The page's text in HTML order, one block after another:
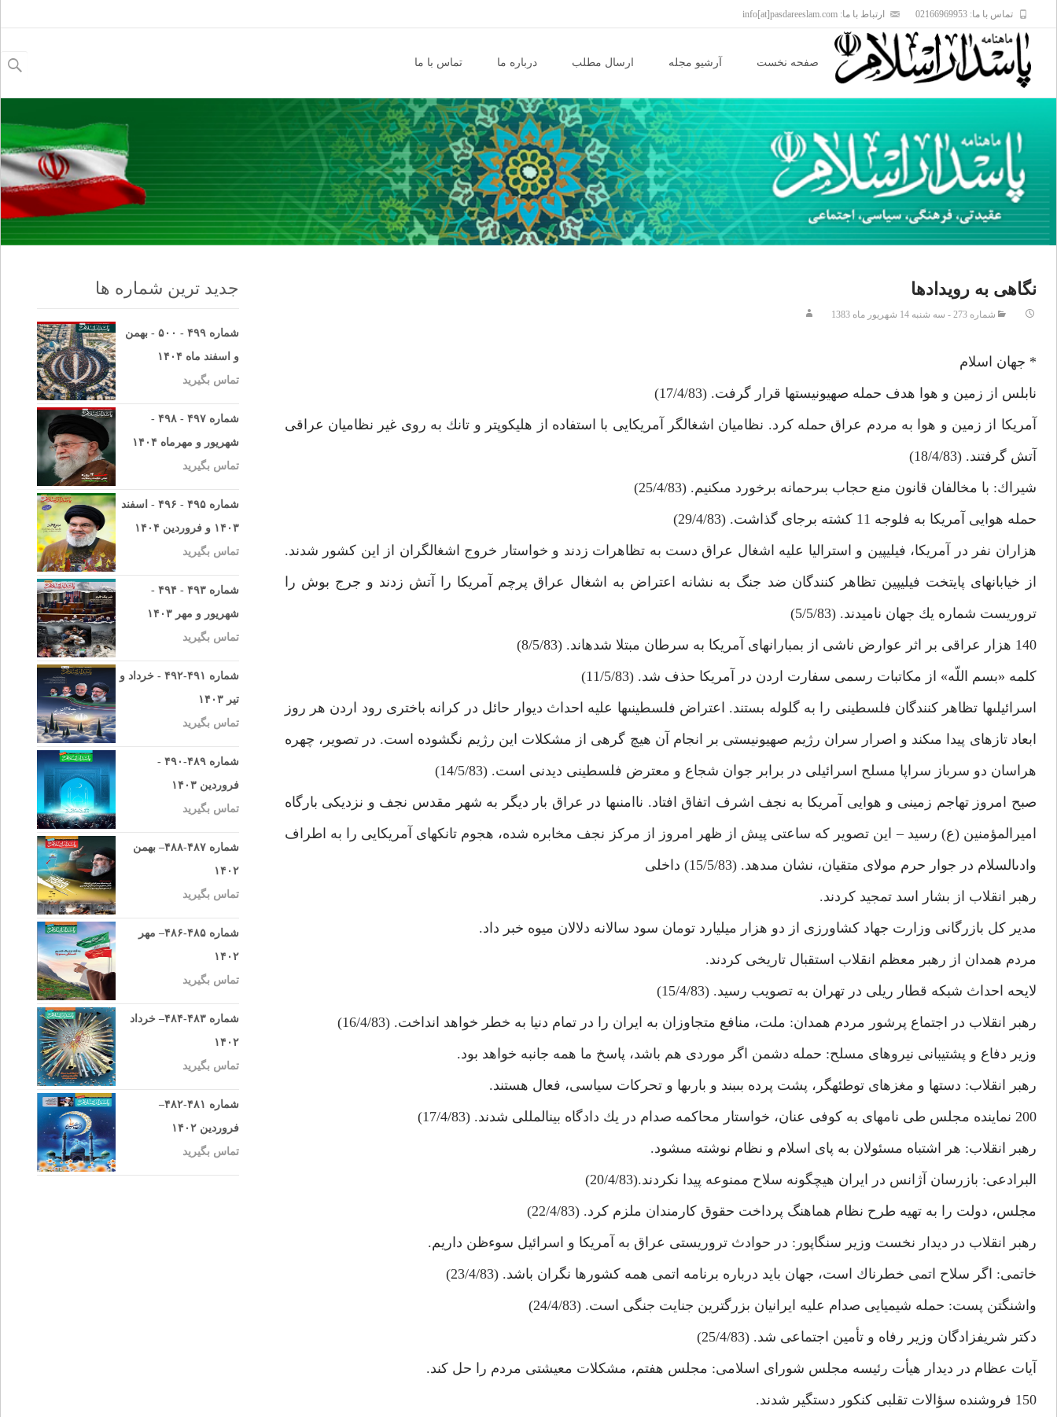
تماس با ما: 02166969953 ارتباط با ما: info[at]pasdareeslam.com
content
صفحه نخست آرشیو مجله ارسال مطلب درباره ما تماس با ما
برای:
نگاهى به رويدادها
شماره 273 - سه شنبه 14 شهریور ماه 1383
* جهان اسلام‏
نابلس از زمين و هوا هدف حمله صهيونيست‏ها قرار گرفت. (17/4/83)
آمريكا از زمين و هوا به مردم عراق حمله كرد. نظاميان اشغالگر آمريكايى با استفاده از هليكوپتر و تانك به روى غير نظاميان عراقى
آتش گرفتند. (18/4/83)
شيراك: با مخالفان قانون منع حجاب بى‏رحمانه برخورد مى‏كنيم. (25/4/83)
حمله هوايى آمريكا به فلوجه 11 كشته برجاى گذاشت. (29/4/83)
هزاران نفر در آمريكا، فيليپين و استراليا عليه اشغال عراق دست به تظاهرات زدند و خواستار خروج اشغالگران از اين كشور شدند.
از خيابان‏هاى پايتخت فيليپين تظاهر كنندگان ضد جنگ به نشانه اعتراض به اشغال عراق پرچم آمريكا را آتش زدند و جرج بوش را
تروريست شماره يك جهان ناميدند. (5/5/83)
140 هزار عراقى بر اثر عوارض ناشى از بمباران‏هاى آمريكا به سرطان مبتلا شده‏اند. (8/5/83)
كلمه «بسم اللّه» از مكاتبات رسمى سفارت اردن در آمريكا حذف شد. (11/5/83)
اسرائيلى‏ها تظاهر كنندگان فلسطينى را به گلوله بستند. اعتراض فلسطينى‏ها عليه احداث ديوار حائل در كرانه باخترى رود اردن هر روز
ابعاد تازه‏اى پيدا مى‏كند و اصرار سران رژيم صهيونيستى بر انجام آن هيچ گرهى از مشكلات اين رژيم نگشوده است. در تصوير، چهره
هراسان دو سرباز سراپا مسلح اسرائيلى در برابر جوان شجاع و معترض فلسطينى ديدنى است. (14/5/83)
صبح امروز تهاجم زمينى و هوايى آمريكا به نجف اشرف اتفاق افتاد. ناامنى‏ها در عراق بار ديگر به شهر مقدس نجف و نزديكى بارگاه
اميرالمؤمنين (ع) رسيد – اين تصوير كه ساعتى پيش از ظهر امروز از مركز نجف مخابره شده، هجوم تانك‏هاى آمريكايى را به اطراف
وادى‏السلام در جوار حرم مولاى متقيان، نشان مى‏دهد. (15/5/83) داخلى‏
رهبر انقلاب از بشار اسد تمجيد كردند.
مدير كل بازرگانى وزارت جهاد كشاورزى از دو هزار ميليارد تومان سود سالانه دلالان ميوه خبر داد.
مردم همدان از رهبر معظم انقلاب استقبال تاريخى كردند.
لايحه احداث شبكه قطار ريلى در تهران به تصويب رسيد. (15/4/83)
رهبر انقلاب در اجتماع پرشور مردم همدان: ملت، منافع متجاوزان به ايران را در تمام دنيا به خطر خواهد انداخت. (16/4/83)
وزير دفاع و پشتيبانى نيروهاى مسلح: حمله دشمن اگر موردى هم باشد، پاسخ ما همه جانبه خواهد بود.
رهبر انقلاب: دست‏ها و مغزهاى توطئه‏گر، پشت پرده بى‏بند و بارى‏ها و تحركات سياسى، فعال هستند.
200 نماينده مجلس طى نامه‏اى به كوفى عنان، خواستار محاكمه صدام در يك دادگاه بين‏المللى شدند. (17/4/83)
رهبر انقلاب: هر اشتباه مسئولان به پاى اسلام و نظام نوشته مى‏شود.
البرادعى: بازرسان آژانس در ايران هيچگونه سلاح ممنوعه پيدا نكردند.(20/4/83)
مجلس، دولت را به تهيه طرح نظام هماهنگ پرداخت حقوق كارمندان ملزم كرد. (22/4/83)
رهبر انقلاب در ديدار نخست وزير سنگاپور: در حوادث تروريستى عراق به آمريكا و اسرائيل سوءظن داريم.
خاتمى: اگر سلاح اتمى خطرناك است، جهان بايد درباره برنامه اتمى همه كشورها نگران باشد. (23/4/83)
واشنگتن پست: حمله شيميايى صدام عليه ايرانيان بزرگترين جنايت جنگى است. (24/4/83)
دكتر شريف‏زادگان وزير رفاه و تأمين اجتماعى شد. (25/4/83)
آيات عظام در ديدار هيأت رئيسه مجلس شوراى اسلامى: مجلس هفتم، مشكلات معيشتى مردم را حل كند.
150 فروشنده سؤالات تقلبى كنكور دستگير شدند.
جدید ترین شماره ها
شماره ۴۹۹ - ۵۰۰ - بهمن
و اسفند ماه ۱۴۰۴
تماس بگیرید
شماره ۴۹۷ - ۴۹۸ -
شهریور و مهرماه ۱۴۰۴
تماس بگیرید
شماره ۴۹۵ - ۴۹۶ - اسفند
۱۴۰۳ و فروردین ۱۴۰۴
تماس بگیرید
شماره ۴۹۳ - ۴۹۴ -
شهریور و مهر ۱۴۰۳
تماس بگیرید
شماره ۴۹۱-۴۹۲ - خرداد و
تیر ۱۴۰۳
تماس بگیرید
شماره ۴۸۹-۴۹۰ -
فروردین ۱۴۰۳
تماس بگیرید
شماره ۴۸۷-۴۸۸– بهمن
۱۴۰۲
تماس بگیرید
شماره ۴۸۵-۴۸۶– مهر
۱۴۰۲
تماس بگیرید
شماره ۴۸۳-۴۸۴– خرداد
۱۴۰۲
تماس بگیرید
شماره ۴۸۱-۴۸۲–
فروردین ۱۴۰۲
تماس بگیرید